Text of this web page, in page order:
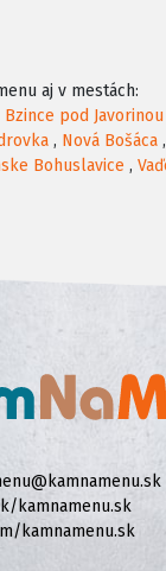
aj v mestách:
Bzince pod Javorinou
, Nová Bošáca ,
Bohuslavice ,
kamnamenu.sk
kamnamenu.sk